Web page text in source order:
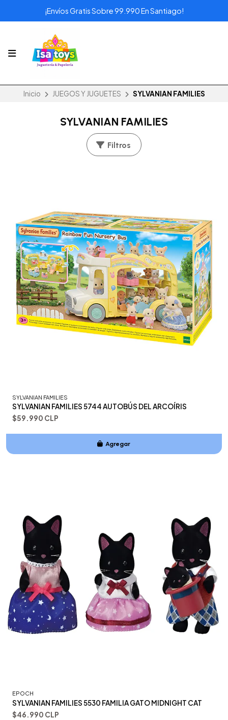
¡Envíos Gratis Sobre 99.990 En Santiago!
Inicio JUEGOS Y JUGUETES SYLVANIAN FAMILIES
SYLVANIAN FAMILIES
Filtros
SYLVANIAN FAMILIES
SYLVANIAN FAMILIES 5744 AUTOBÚS DEL ARCOÍRIS
$59.990 CLP
Agregar
EPOCH
SYLVANIAN FAMILIES 5530 FAMILIA GATO MIDNIGHT CAT
$46.990 CLP